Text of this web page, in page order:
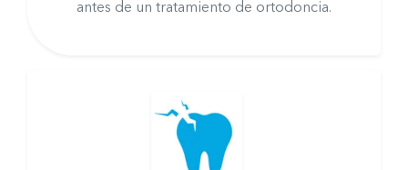
antes de un tratamiento de ortodoncia.